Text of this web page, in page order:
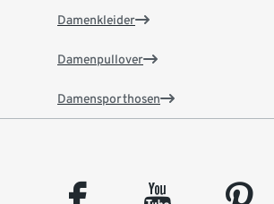
Damenkleider
Damenpullover
Damensporthosen